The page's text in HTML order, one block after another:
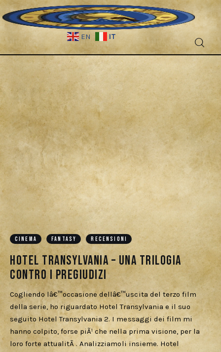
EN IT
Fantascienza
Fantasy
Games
Recensioni
Libri e fumetti
Cercatori
Download
CINEMA FANTASY RECENSIONI
Hotel Transylvania – Una trilogia
contro i pregiudizi
Cogliendo lâ€™occasione dellâ€™uscita del terzo film
della serie, ho riguardato Hotel Transylvania e il suo
seguito Hotel Transylvania 2. I messaggi dei film mi
hanno colpito, forse piÃ¹ che nella prima visione, per la
loro forte attualitÃ . Analizziamoli insieme. Hotel